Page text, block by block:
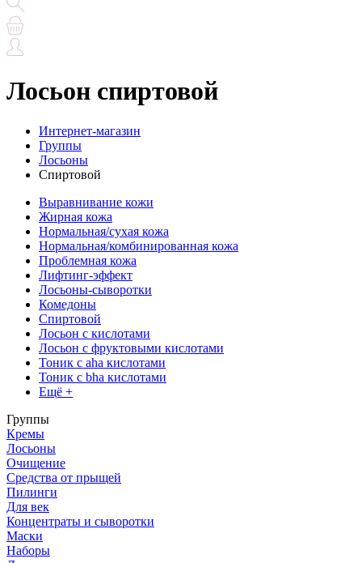
Лосьон спиртовой
Интернет-магазин
Группы
Лосьоны
Спиртовой
Выравнивание кожи
Жирная кожа
Нормальная/сухая кожа
Нормальная/комбинированная кожа
Проблемная кожа
Лифтинг-эффект
Лосьоны-сыворотки
Комедоны
Спиртовой
Лосьон с кислотами
Лосьон с фруктовыми кислотами
Тоник с aha кислотами
Тоник с bha кислотами
Ещё +
Группы
Кремы
Лосьоны
Очищение
Средства от прыщей
Пилинги
Для век
Концентраты и сыворотки
Маски
Наборы